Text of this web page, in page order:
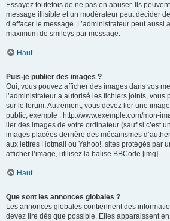
Essayez toutefois de ne pas en abuser. Ils
message illisible et un modérateur peut décider
d’effacer le message. L’administrateur peut aussi
maximum de smileys par message.
Haut
Puis-je publier des images ?
Oui, vous pouvez afficher des images dans vos
l’administrateur a autorisé les fichiers joints, vous
sur le forum. Autrement, vous devez lier une
public, exemple : http://www.exemple.com/mon-
lier des images de votre ordinateur (sauf si c’est
images placées derrière des mécanismes
aux lettres Hotmail ou Yahoo!, sites protégés par
afficher l’image, utilisez la balise BBCode [img].
Haut
Que sont les annonces globales ?
Les annonces globales contiennent des
devez lire dès que possible. Elles apparaissent